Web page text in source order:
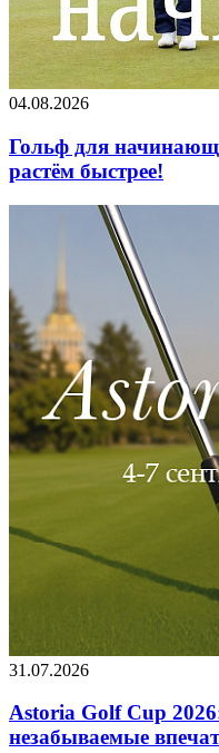
04.08.2026
Гольф для
растём быстрее!
31.07.2026
Astoria Golf Cup
незабываемые